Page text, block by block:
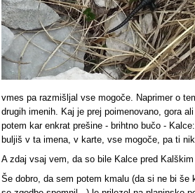
vmes pa razmišljal vse mogoče. Naprimer o
drugih imenih. Kaj je prej poimenovano, gora
potem kar enkrat prešine - brihtno bučo -
buljiš v ta imena, v karte, vse mogoče, pa ti
A zdaj vsaj vem, da so bile Kalce pred
Še dobro, da sem potem kmalu (da si ne bi še